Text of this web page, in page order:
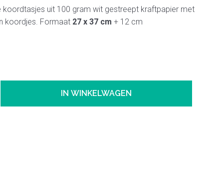
koordtasjes uit 100 gram wit gestreept kraftpapier met
koordjes. Formaat 27 x 37 cm + 12 cm
IN WINKELWAGEN